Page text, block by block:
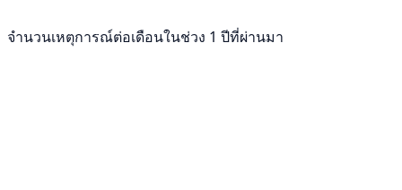
จำนวนเหตุการณ์ต่อเดือนในช่วง 1 ปีที่ผ่านมา